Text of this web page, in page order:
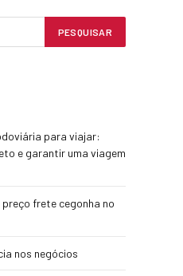
para viajar:
e garantir uma viagem
frete cegonha no
nos negócios